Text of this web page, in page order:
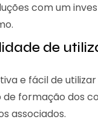
com um
de
e fácil de
formação dos
associados.